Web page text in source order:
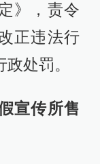
》，责令
正违法行
处罚。
宣传所售